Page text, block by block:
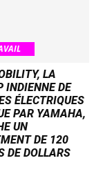
LA
INDIENNE DE
ÉLECTRIQUES
PAR YAMAHA,
UN
DE 120
DE DOLLARS